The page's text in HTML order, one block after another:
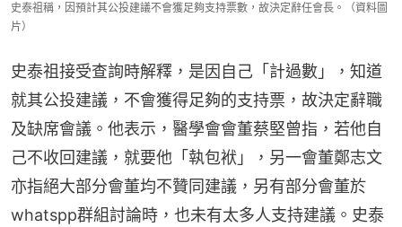
史泰祖稱，因預計其公投建議不會獲足夠支持票數，故決定辭任會長。（資料圖
片）
史泰祖接受查詢時解釋，是因自己「計過數」，知道
就其公投建議，不會獲得足夠的支持票，故決定辭職
及缺席會議。他表示，醫學會會董蔡堅曾指，若他自
己不收回建議，就要他「執包袱」，另一會董鄭志文
亦指絕大部分會董均不贊同建議，另有部分會董於
whatspp群組討論時，也未有太多人支持建議。史泰